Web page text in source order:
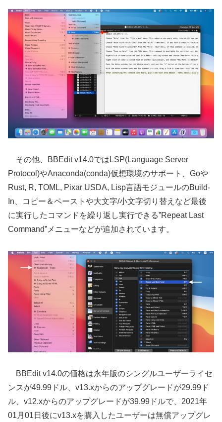
その他、BBEdit v14.0ではLSP(Language Server
Protocol)やAnaconda(conda)仮想環境のサポート、Goや
Rust, R, TOML, Pixar USDA, Lisp言語モジュールのBuild-
In、コピー＆ペーストや大文字/小文字切り替えなど最後
に実行したコマンドを繰り返し実行できる”Repeat Last
Command”メニューなどが追加されています。
BBEdit v14.0の価格は永年版のシングルユーザーライセ
ンスが49.99ドル、v13.xからのアップグレードが29.99ド
ル、v12.xからのアップグレードが39.99ドルで、2021年
01月01日後にv13.xを購入したユーザーは無償アップグレ